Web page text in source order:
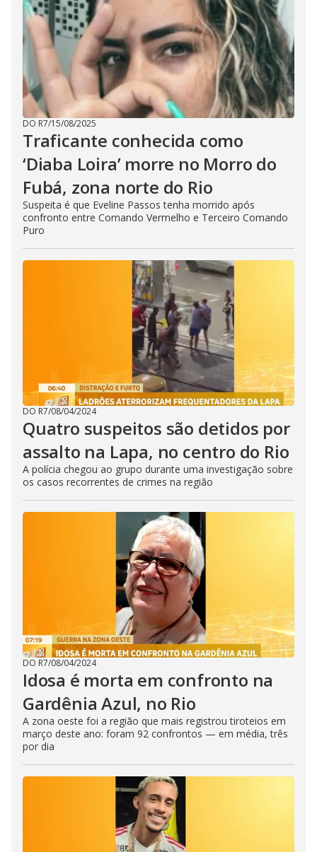
i
d
e
o
DO R7/15/08/2025
Traficante conhecida como
‘Diaba Loira’ morre no Morro do
Fubá, zona norte do Rio
Suspeita é que Eveline Passos tenha morrido após
confronto entre Comando Vermelho e Terceiro Comando
Puro
DO R7/08/04/2024
Quatro suspeitos são detidos por
assalto na Lapa, no centro do Rio
A polícia chegou ao grupo durante uma investigação sobre
os casos recorrentes de crimes na região
DO R7/08/04/2024
Idosa é morta em confronto na
Gardênia Azul, no Rio
A zona oeste foi a região que mais registrou tiroteios em
março deste ano: foram 92 confrontos — em média, três
por dia